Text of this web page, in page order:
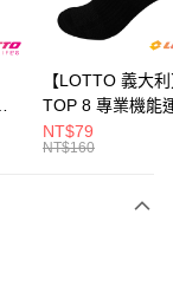
【LOTTO 義大
TOP 8 專業機能
襪-加大款(黑/白-
LT9CMW8300)
NT$79
NT$160